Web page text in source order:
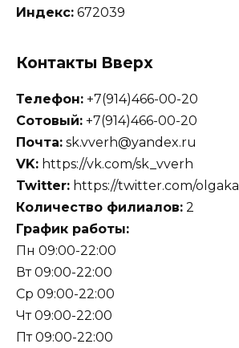
Индекс: 672039
Контакты Вверх
Телефон: +7(914)466-00-20
Сотовый: +7(914)466-00-20
Почта: sk.vverh@yandex.ru
VK: https://vk.com/sk_vverh
Twitter: https://twitter.com/
Количество филиалов: 2
График работы:
Пн 09:00-22:00
Вт 09:00-22:00
Ср 09:00-22:00
Чт 09:00-22:00
Пт 09:00-22:00